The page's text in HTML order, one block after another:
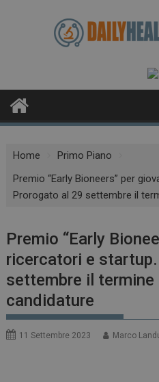
Home
Primo Piano
Premio “Early Bioneers” per
Prorogato al 29 settembre il
Premio “Early
ricercatori e
settembre il termine
candidature
11 Settembre 2023 Marco